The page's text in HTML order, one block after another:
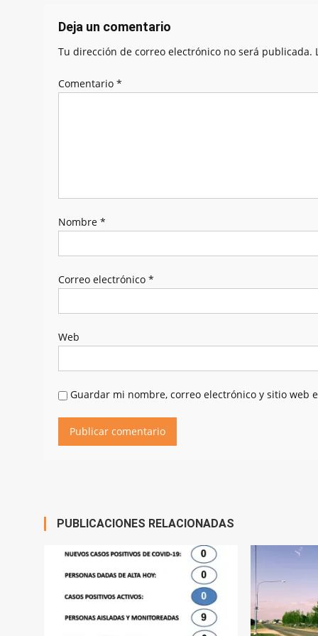
entradas
Deja un comentario
Tu dirección de correo electrónico no será publicada.
Comentario *
Nombre *
Correo electrónico *
Web
Guardar mi nombre, correo electrónico y sitio web
PUBLICACIONES RELACIONADAS